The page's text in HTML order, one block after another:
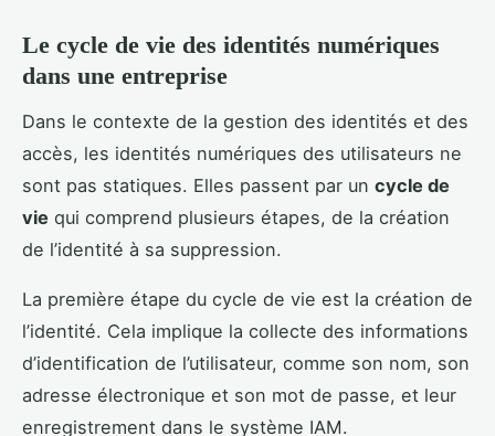
Le cycle de vie des identités numériques
dans une entreprise
Dans le contexte de la gestion des identités et des
accès, les identités numériques des utilisateurs ne
sont pas statiques. Elles passent par un cycle de
vie qui comprend plusieurs étapes, de la création
de l’identité à sa suppression.
La première étape du cycle de vie est la création de
l’identité. Cela implique la collecte des informations
d’identification de l’utilisateur, comme son nom, son
adresse électronique et son mot de passe, et leur
enregistrement dans le système IAM.